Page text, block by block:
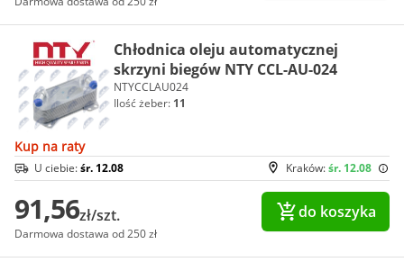
Chłodnica oleju automatycznej
skrzyni biegów NTY CCL-AU-024
NTYCCLAU024
Ilość żeber: 11
Kup na raty
Kraków:śr. 12.08
U ciebie:śr. 12.08
91,56zł/szt.
Darmowa dostawa od 250 zł
do koszyka